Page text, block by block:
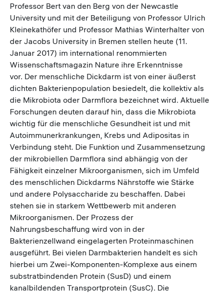
Professor Bert van den Berg von der Newcastle
University und mit der Beteiligung von Professor Ulrich
Kleinekathöfer und Professor Mathias Winterhalter von
der Jacobs University in Bremen stellen heute (11.
Januar 2017) im international renommierten
Wissenschaftsmagazin Nature ihre Erkenntnisse
vor. Der menschliche Dickdarm ist von einer äußerst
dichten Bakterienpopulation besiedelt, die kollektiv als
die Mikrobiota oder Darmflora bezeichnet wird. Aktuelle
Forschungen deuten darauf hin, dass die Mikrobiota
wichtig für die menschliche Gesundheit ist und mit
Autoimmunerkrankungen, Krebs und Adipositas in
Verbindung steht. Die Funktion und Zusammensetzung
der mikrobiellen Darmflora sind abhängig von der
Fähigkeit einzelner Mikroorganismen, sich im Umfeld
des menschlichen Dickdarms Nährstoffe wie Stärke
und andere Polysaccharide zu beschaffen. Dabei
stehen sie in starkem Wettbewerb mit anderen
Mikroorganismen. Der Prozess der
Nahrungsbeschaffung wird von in der
Bakterienzellwand eingelagerten Proteinmaschinen
ausgeführt. Bei vielen Darmbakterien handelt es sich
hierbei um Zwei-Komponenten-Komplexe aus einem
substratbindenden Protein (SusD) und einem
kanalbildenden Transportprotein (SusC). Die